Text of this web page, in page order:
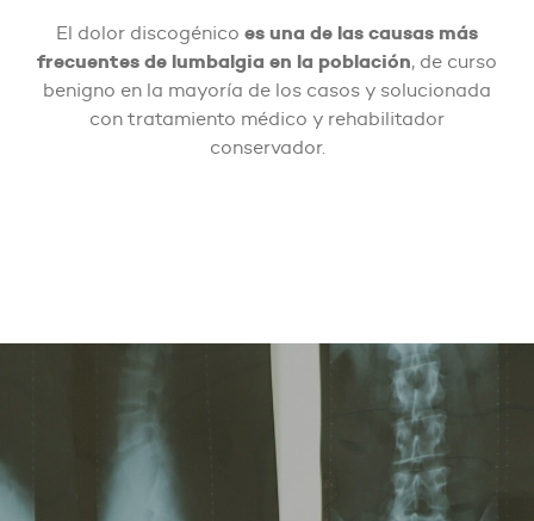
El dolor discogénico es una de las causas más
frecuentes de lumbalgia en la población, de curso
benigno en la mayoría de los casos y solucionada
con tratamiento médico y rehabilitador
conservador.